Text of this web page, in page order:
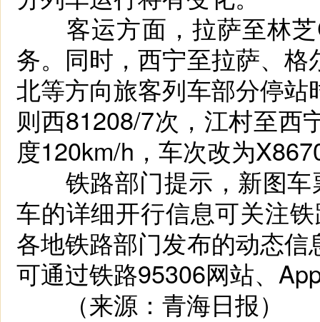
客运方面，拉萨至林芝
务。同时，西宁至拉萨、
北等方向旅客列车部分停
则西81208/7次，江村至西
度120km/h，车次改为
铁路部门提示，新图车
车的详细开行信息可关注
各地铁路部门发布的动态
可通过铁路95306网站、
（来源：青海日报）